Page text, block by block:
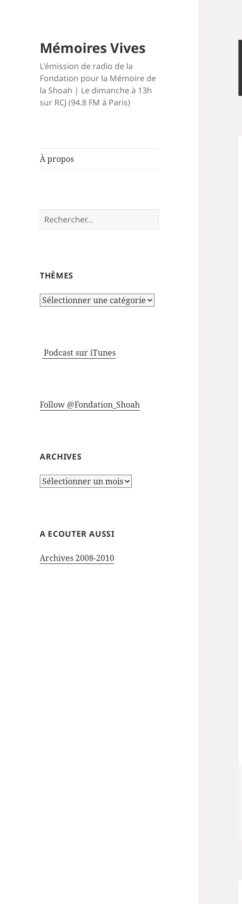
Mémoires Vives
L'émission de radio de la
Fondation pour la Mémoire de
la Shoah | Le dimanche à 13h
sur RCJ (94.8 FM à Paris)
À propos
Rechercher :
THÈMES
Thèmes
Podcast sur iTunes
Follow @Fondation_Shoah
ARCHIVES
Archives
A ECOUTER AUSSI
Archives 2008-2010